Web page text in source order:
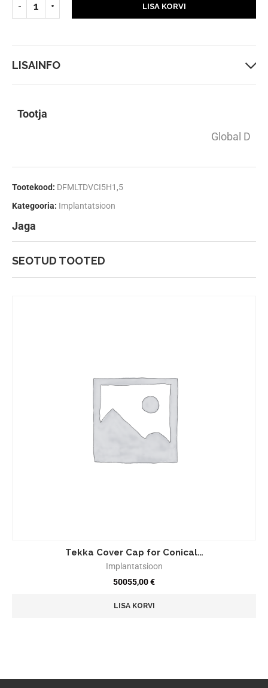
LISA KORVI
LISAINFO
Tootja
Global D
Tootekood: DFMLTDVCI5H1,5
Kategooria: Implantatsioon
Jaga
SEOTUD TOOTED
Tekka Cover Cap for Conical…
Implantatsioon
50055,00€
LISA KORVI